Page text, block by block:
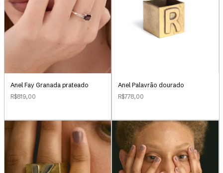
Anel Fay Granada prateado
R$819,00
Anel Palavrão dourado
R$778,00